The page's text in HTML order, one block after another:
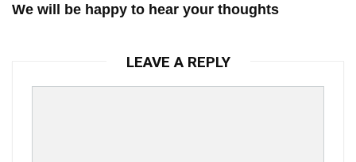
We will be happy to hear your thoughts
LEAVE A REPLY